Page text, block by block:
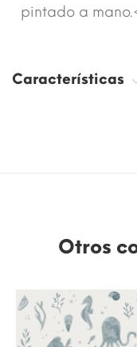
pintado a
Características
Otros